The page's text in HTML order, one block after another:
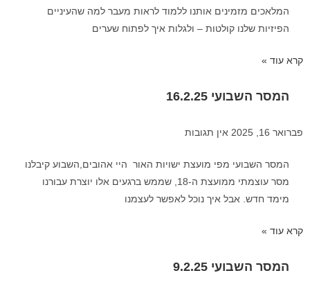
המלאכים מזמינים אותנו ללמוד לראות מעבר למה שהעיניים
הפיזיות שלנו קולטות – ולגלות איך לפתוח שערים
קרא עוד »
המסר השבועי 16.2.25
פברואר 16, 2025 אין תגובות
המסר השבועי מפי מועצת ישויות האור היי אהובים,השבוע קיבלנו
מסר עוצמתי ממועצת ה-18, שממש ברגעים אלו יוצרת עבורנו
מימד חדש. אבל איך נוכל לאפשר לעצמנו
קרא עוד »
המסר השבועי 9.2.25